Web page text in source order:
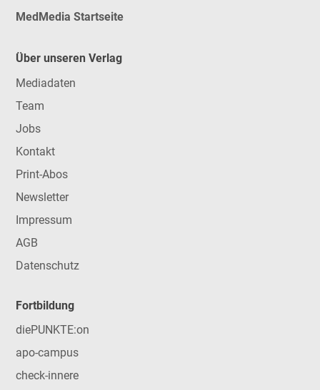
MedMedia Startseite
Über unseren Verlag
Mediadaten
Team
Jobs
Kontakt
Print-Abos
Newsletter
Impressum
AGB
Datenschutz
Fortbildung
diePUNKTE:on
apo-campus
check-innere